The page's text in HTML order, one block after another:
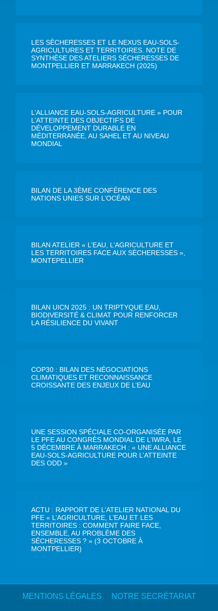
LES SÈCHERESSES ET LE NEXUS EAU-SOLS-
AGRICULTURES ET TERRITOIRES. NOTE DE
SYNTHÈSE DES ATELIERS SÉCHERESSES DE
MONTPELLIER ET MARRAKECH (2025)
L’ALLIANCE EAU-SOLS-AGRICULTURE » POUR
L’ATTEINTE DES OBJECTIFS DE
DÉVELOPPEMENT DURABLE EN
MÉDITERRANÉE, AU SAHEL ET AU NIVEAU
MONDIAL
BILAN DE LA 3ÈME CONFÉRENCE DES
NATIONS UNIES SUR L’OCÉAN
BILAN ATELIER « L’EAU, L’AGRICULTURE ET
LES TERRITOIRES FACE AUX SÈCHERESSES »,
MONTEPELLIER
BILAN UICN 2025 : UN TRIPTYQUE EAU,
BIODIVERSITÉ & CLIMAT POUR RENFORCER
LA RÉSILIENCE DU VIVANT
COP30 : BILAN DES NÉGOCIATIONS
CLIMATIQUES ET RECONNAISSANCE
CROISSANTE DES ENJEUX DE L’EAU
UNE SESSION SPÉCIALE CO-ORGANISÉE PAR
LE PFE AU CONGRÈS MONDIAL DE L’IWRA, LE
5 DÉCEMBRE À MARRAKECH : « UNE ALLIANCE
EAU-SOLS-AGRICULTURE POUR L’ATTEINTE
DES ODD »
ACTU : RAPPORT DE L’ATELIER NATIONAL DU
PFE « L’AGRICULTURE, L’EAU ET LES
TERRITOIRES : COMMENT FAIRE FACE,
ENSEMBLE, AU PROBLÈME DES
SÉCHERESSES ? » (3 OCTOBRE À
MONTPELLIER)
MENTIONS LÉGALES NOTRE SECRÉTARIAT